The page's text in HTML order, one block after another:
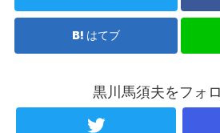
はてブ
黒川馬須夫をフォ